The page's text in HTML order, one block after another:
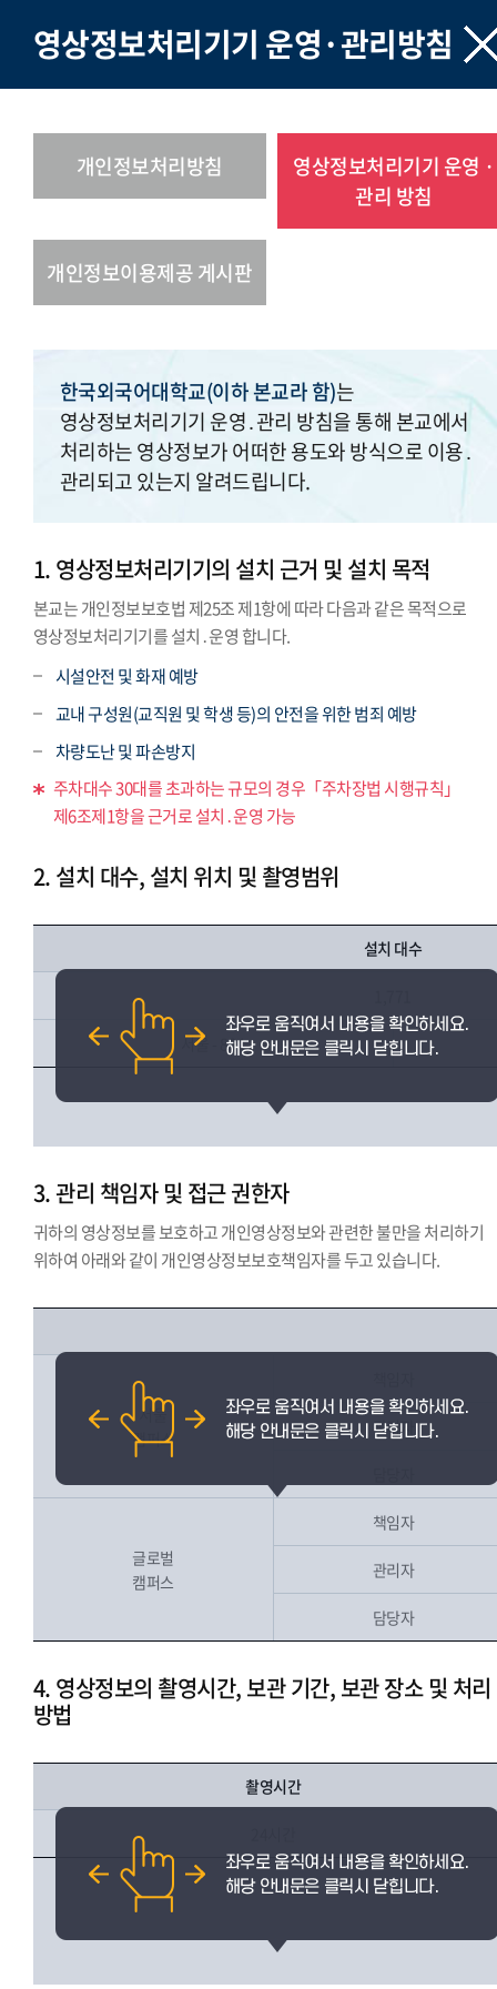
영상정보처리기기 운영·관리방침
개인정보처리방침
영상정보처리기기 운영 ·
관리 방침
개인정보이용제공 게시판
한국외국어대학교(이하 본교라 함)는
영상정보처리기기 운영․관리 방침을 통해 본교에서
처리하는 영상정보가 어떠한 용도와 방식으로 이용․
관리되고 있는지 알려드립니다.
1. 영상정보처리기기의 설치 근거 및 설치 목적
본교는 개인정보보호법 제25조 제1항에 따라 다음과 같은 목적으로
영상정보처리기기를 설치․운영 합니다.
시설안전 및 화재 예방
교내 구성원(교직원 및 학생 등)의 안전을 위한 범죄 예방
차량도난 및 파손방지
주차대수 30대를 초과하는 규모의 경우「주차장법 시행규칙」
제6조제1항을 근거로 설치․운영 가능
2. 설치 대수, 설치 위치 및 촬영범위
설치 대수
서울 - 864
3. 관리 책임자 및 접근 권한자
귀하의 영상정보를 보호하고 개인영상정보와 관련한 불만을 처리하기
위하여 아래와 같이 개인영상정보보호책임자를 두고 있습니다.
서울
캠퍼스
관리자
글로벌
캠퍼스
책임자
관리자
담당자
4. 영상정보의 촬영시간, 보관 기간, 보관 장소 및 처리
방법
촬영시간